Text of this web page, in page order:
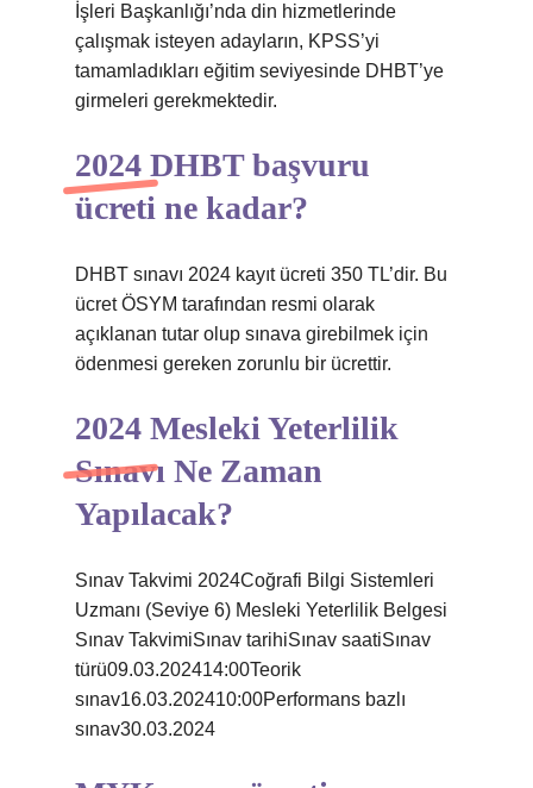
İşleri Başkanlığı’nda din hizmetlerinde
çalışmak isteyen adayların, KPSS’yi
tamamladıkları eğitim seviyesinde DHBT’ye
girmeleri gerekmektedir.
2024 DHBT başvuru
ücreti ne kadar?
DHBT sınavı 2024 kayıt ücreti 350 TL’dir. Bu
ücret ÖSYM tarafından resmi olarak
açıklanan tutar olup sınava girebilmek için
ödenmesi gereken zorunlu bir ücrettir.
2024 Mesleki Yeterlilik
Sınavı Ne Zaman
Yapılacak?
Sınav Takvimi 2024Coğrafi Bilgi Sistemleri
Uzmanı (Seviye 6) Mesleki Yeterlilik Belgesi
Sınav TakvimiSınav tarihiSınav saatiSınav
türü09.03.202414:00Teorik
sınav16.03.202410:00Performans bazlı
sınav30.03.2024